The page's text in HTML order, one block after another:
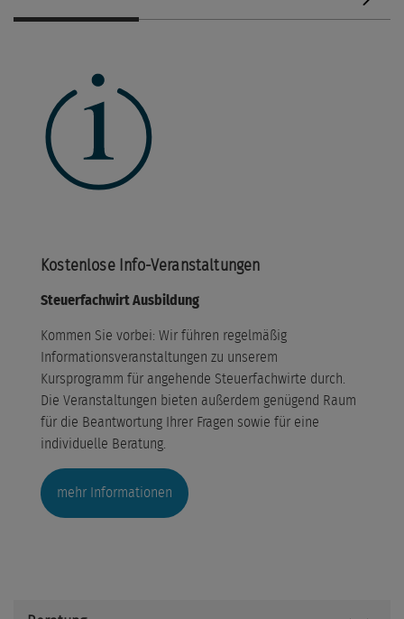
Kostenlose Info-Veranstaltungen
Steuerfachwirt Ausbildung
Kommen Sie vorbei: Wir führen regelmäßig
Informationsveranstaltungen zu unserem
Kursprogramm für angehende Steuerfachwirte durch.
Die Veranstaltungen bieten außerdem genügend Raum
für die Beantwortung Ihrer Fragen sowie für eine
individuelle Beratung.
mehr Informationen